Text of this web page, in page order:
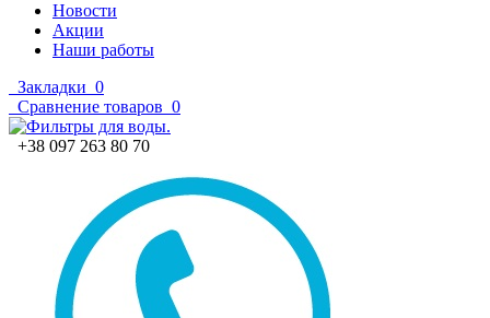
Новости
Акции
Наши работы
Закладки 0
Сравнение товаров 0
+38 097 263 80 70